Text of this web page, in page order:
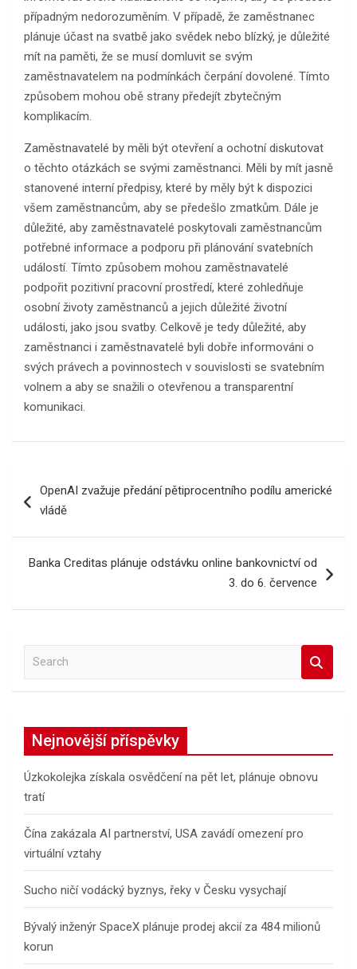
případným nedorozuměním. V případě, že zaměstnanec
plánuje účast na svatbě jako svědek nebo blízký, je důležité
mít na paměti, že se musí domluvit se svým
zaměstnavatelem na podmínkách čerpání dovolené. Tímto
způsobem mohou obě strany předejít zbytečným
komplikacím.
Zaměstnavatelé by měli být otevření a ochotní diskutovat
o těchto otázkách se svými zaměstnanci. Měli by mít jasně
stanovené interní předpisy, které by měly být k dispozici
všem zaměstnancům, aby se předešlo zmatkům. Dále je
důležité, aby zaměstnavatelé poskytovali zaměstnancům
potřebné informace a podporu při plánování svatebních
událostí. Tímto způsobem mohou zaměstnavatelé
podpořit pozitivní pracovní prostředí, které zohledňuje
osobní životy zaměstnanců a jejich důležité životní
události, jako jsou svatby. Celkově je tedy důležité, aby
zaměstnanci i zaměstnavatelé byli dobře informováni o
svých právech a povinnostech v souvislosti se svatebním
volnem a aby se snažili o otevřenou a transparentní
komunikaci.
proOpenAI zvažuje předání pětiprocentního podílu americké
vládě
Banka Creditas plánuje odstávku online bankovnictví od
3. do 6. července
a
h
Nejnovější příspěvky
Úzkokolejka získala osvědčení na pět let, plánuje obnovu
tratí
Čína zakázala AI partnerství, USA zavádí omezení pro
virtuální vztahy
Sucho ničí vodácký byznys, řeky v Česku vysychají
Bývalý inženýr SpaceX plánuje prodej akcií za 484 milionů
korun